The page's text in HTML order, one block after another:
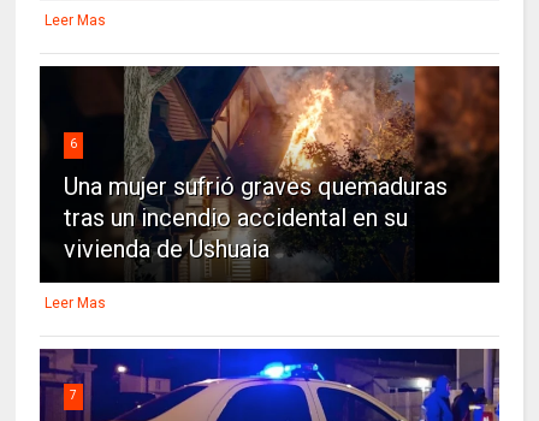
Leer Mas
6
Una mujer sufrió graves quemaduras
tras un incendio accidental en su
vivienda de Ushuaia
Leer Mas
7